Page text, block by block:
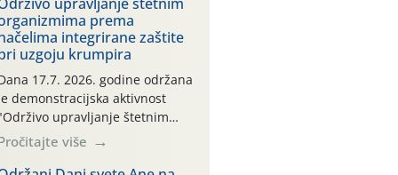
drugih proizvoda koji
sredstva za zaštitu bilja
(npr. ambalaža od mineralnih
se ne prihvaća.
je osiguran
povrat prazne
isključivo ovih tvrtki:
MAKS, AGRONOM,
TKI* (PINUS […]
prema
integrirane zaštite
uzgoju krumpira
17.7. 2026. godine održana
demonstracijska aktivnost
upravljanje štetnim
prema načelima
integrirane zaštite pri uzgoju
više